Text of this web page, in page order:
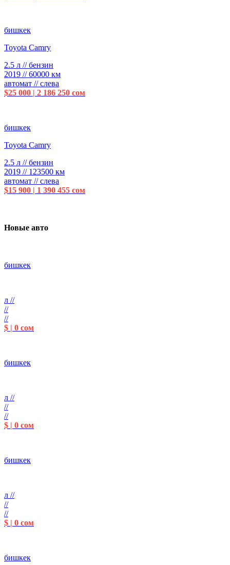
бишкек
Toyota Camry
2.5 л // бензин
2019 // 60000 км
автомат // слева
$25 000 | 2 186 250 сом
бишкек
Toyota Camry
2.5 л // бензин
2019 // 123500 км
автомат // слева
$15 900 | 1 390 455 сом
Новые авто
бишкек
л //
//
//
$ | 0 сом
бишкек
л //
//
//
$ | 0 сом
бишкек
л //
//
//
$ | 0 сом
бишкек